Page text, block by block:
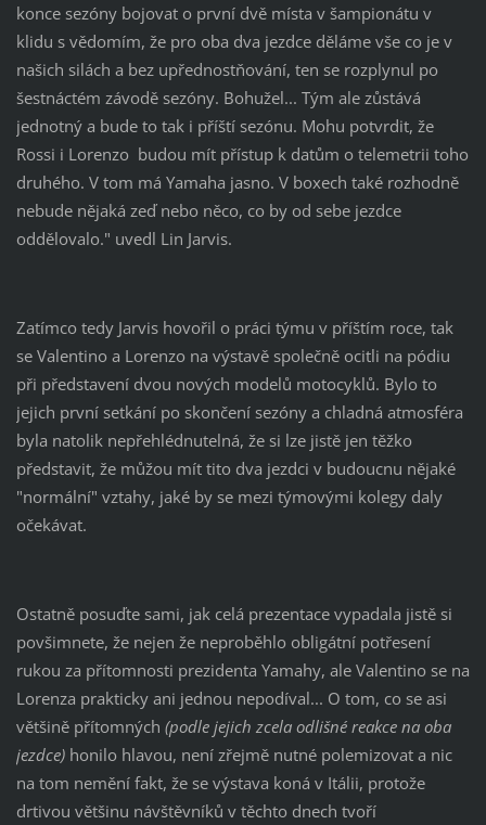
konce sezóny bojovat o první dvě místa v šampionátu v
klidu s vědomím, že pro oba dva jezdce děláme vše co je v
našich silách a bez upřednostňování, ten se rozplynul po
šestnáctém závodě sezóny. Bohužel... Tým ale zůstává
jednotný a bude to tak i příští sezónu. Mohu potvrdit, že
Rossi i Lorenzo budou mít přístup k datům o telemetrii toho
druhého. V tom má Yamaha jasno. V boxech také rozhodně
nebude nějaká zeď nebo něco, co by od sebe jezdce
oddělovalo." uvedl Lin Jarvis.
Zatímco tedy Jarvis hovořil o práci týmu v příštím roce, tak
se Valentino a Lorenzo na výstavě společně ocitli na pódiu
při představení dvou nových modelů motocyklů. Bylo to
jejich první setkání po skončení sezóny a chladná atmosféra
byla natolik nepřehlédnutelná, že si lze jistě jen těžko
představit, že můžou mít tito dva jezdci v budoucnu nějaké
"normální" vztahy, jaké by se mezi týmovými kolegy daly
očekávat.
Ostatně posuďte sami, jak celá prezentace vypadala jistě si
povšimnete, že nejen že neproběhlo obligátní potřesení
rukou za přítomnosti prezidenta Yamahy, ale Valentino se na
Lorenza prakticky ani jednou nepodíval... O tom, co se asi
většině přítomných (podle jejich zcela odlišné reakce na oba
jezdce)honilo hlavou, není zřejmě nutné polemizovat a nic
na tom nemění fakt, že se výstava koná v Itálii, protože
drtivou většinu návštěvníků v těchto dnech tvoří